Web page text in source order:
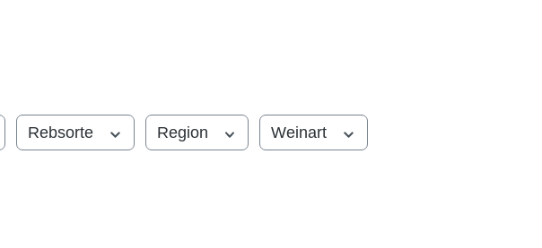
Rebsorte Region Weinart